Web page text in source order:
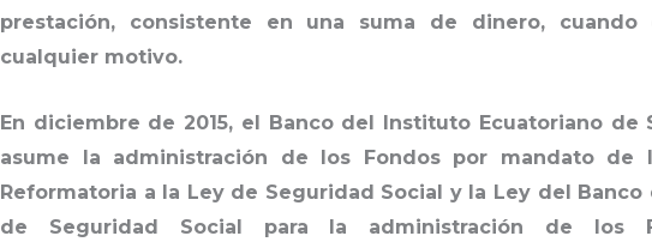
prestación, consistente en una suma de dinero,
cualquier motivo.
En diciembre de 2015, el Banco del Instituto Ecuatoriano de
asume la administración de los Fondos por mandato de
Reformatoria a la Ley de Seguridad Social y la Ley del
de Seguridad Social para la administración de los